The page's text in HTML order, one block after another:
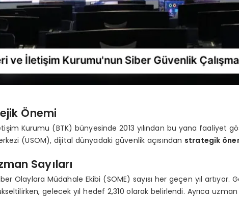
Önemi
Kurumu (BTK) bünyesinde 2013 yılından bu yana faaliyet
(USOM), dijital dünyadaki güvenlik açısından strategik
Sayıları
Olaylara Müdahale Ekibi (SOME) sayısı her geçen yıl artıyor.
gelecek yıl hedef 2,310 olarak belirlendi. Ayrıca